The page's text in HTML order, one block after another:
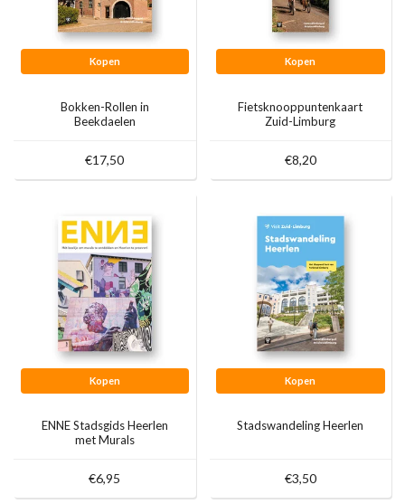
Kopen
Bokken-Rollen in
Beekdaelen
€17,50
Kopen
Fietsknooppuntenkaart
Zuid-Limburg
€8,20
Kopen
ENNE Stadsgids Heerlen
met Murals
€6,95
Kopen
Stadswandeling Heerlen
€3,50